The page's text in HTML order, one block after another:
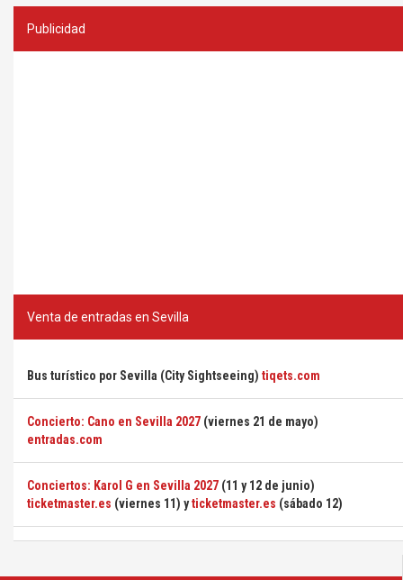
Publicidad
Venta de entradas en Sevilla
Bus turístico por Sevilla (City Sightseeing) tiqets.com
Concierto: Cano en Sevilla 2027 (viernes 21 de mayo)
entradas.com
Conciertos: Karol G en Sevilla 2027 (11 y 12 de junio)
ticketmaster.es (viernes 11) yticketmaster.es (sábado 12)